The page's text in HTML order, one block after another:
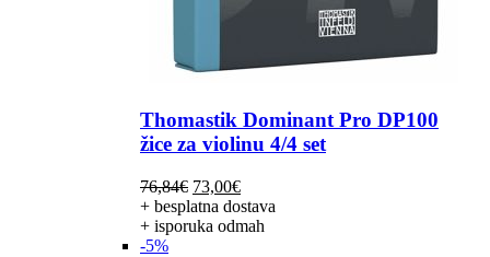
Thomastik Dominant Pro DP100
žice za violinu 4/4 set
76,84€ Izvorna
cijena
bila
73,00€Trenutna
cijena
je:
+ besplatna dostava
+ isporuka odmah
-5%